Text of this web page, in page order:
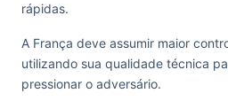
rápidas.
A França deve assumir maior
utilizando sua qualidade técnica
pressionar o adversário.